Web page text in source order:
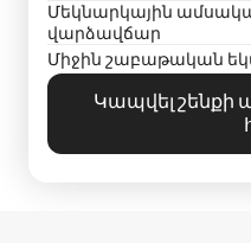
Մեկնարկային
վարձավճար
Միջին շաբաթական
Կապվել շենքի